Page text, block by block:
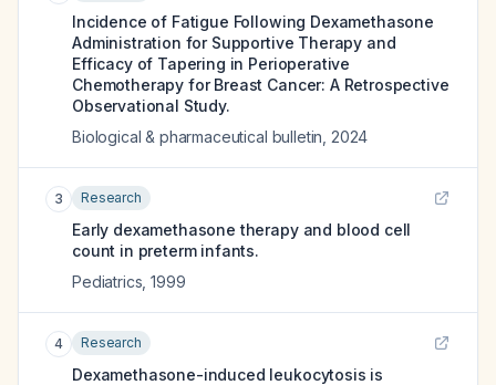
Incidence of Fatigue Following Dexamethasone
Administration for Supportive Therapy and
Efficacy of Tapering in Perioperative
Chemotherapy for Breast Cancer: A Retrospective
Observational Study.
Biological & pharmaceutical bulletin 2024
3 Research
Early dexamethasone therapy and blood cell
count in preterm infants.
Pediatrics ,1999
4 Research
Dexamethasone-induced leukocytosis is